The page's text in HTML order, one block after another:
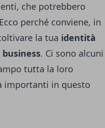
che potrebbero
perché conviene, in
la tua identità
business. Ci sono alcuni
tutta la loro
importanti in questo